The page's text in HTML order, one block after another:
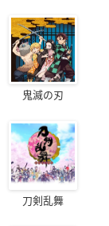
鬼滅の刃
刀剣乱舞